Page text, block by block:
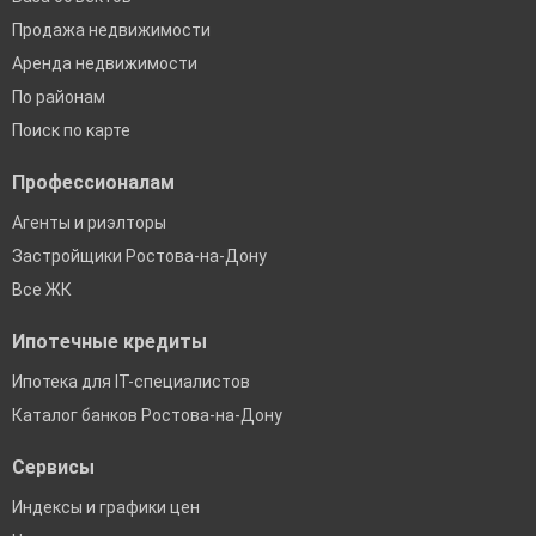
Продажа недвижимости
Аренда недвижимости
По районам
Поиск по карте
Профессионалам
Агенты и риэлторы
Застройщики Ростова-на-Дону
Все ЖК
Ипотечные кредиты
Ипотека для IT-специалистов
Каталог банков Ростова-на-Дону
Сервисы
Индексы и графики цен